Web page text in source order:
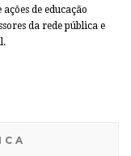
de educação
da rede pública e